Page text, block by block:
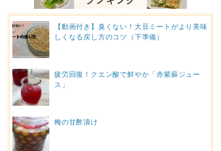
【動画付き】臭くない！大豆ミートがより美味
しくなる戻し方のコツ（下準備）
疲労回復！クエン酸で鮮やか「赤紫蘇ジュー
ス」
梅の甘酢漬け